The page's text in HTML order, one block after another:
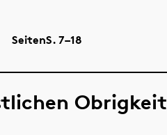
SeitenS.7–18
Obrigkeit